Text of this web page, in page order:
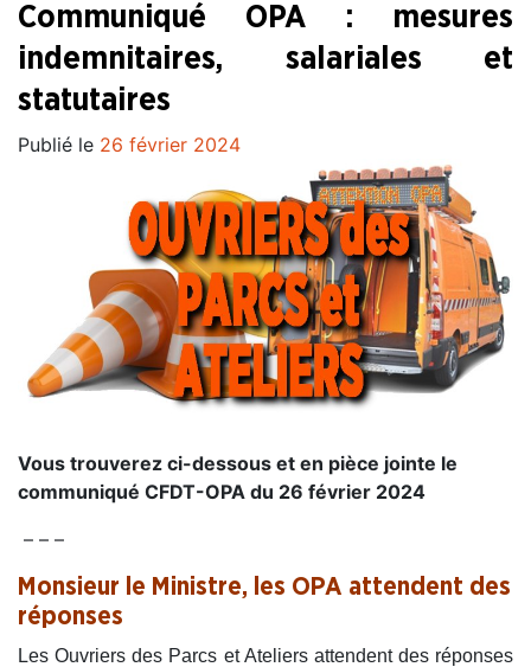
Communiqué OPA : mesures
indemnitaires, salariales et
statutaires
Publié le 26 février 2024
Vous trouverez ci-dessous et en pièce jointe le
communiqué CFDT-OPA du 26 février 2024
– – –
Monsieur le Ministre, les OPA attendent des
réponses
Les Ouvriers des Parcs et Ateliers attendent des réponses